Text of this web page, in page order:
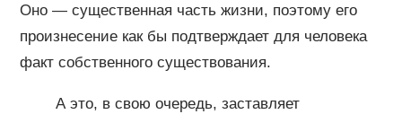
Оно — существенная часть жизни, поэтому его
произнесение как бы подтверждает для человека
факт собственного существования.
А это, в свою очередь, заставляет